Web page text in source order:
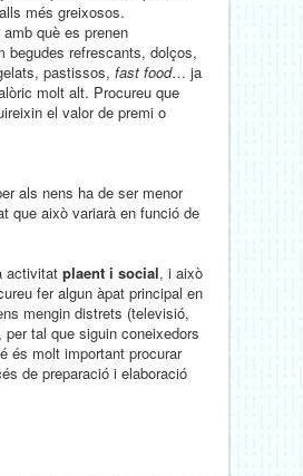
més greixosos.
què es prenen
begudes refrescants, dolços,
pastissos, fast food… ja
molt alt. Procureu que
el valor de premi o
als nens ha de ser menor
que això variarà en funció de
activitat plaent i social, i això
fer algun àpat principal en
mengin distrets (televisió,
per tal que siguin coneixedors
és molt important procurar
de preparació i elaboració